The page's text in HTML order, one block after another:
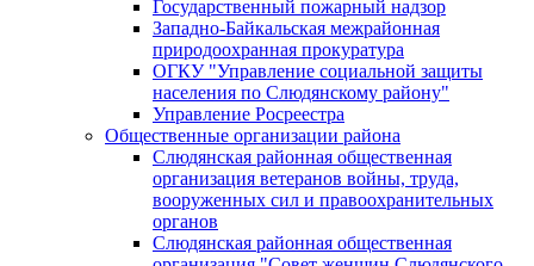
Государственный пожарный надзор
Западно-Байкальская межрайонная
природоохранная прокуратура
ОГКУ "Управление социальной защиты
населения по Слюдянскому району"
Управление Росреестра
Общественные организации района
Слюдянская районная общественная
организация ветеранов войны, труда,
вооруженных сил и правоохранительных
органов
Слюдянская районная общественная